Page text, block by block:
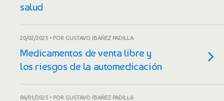
salud
20/02/2025 • POR GUSTAVO IBAÑEZ PADILLA
Medicamentos de venta libre y
los riesgos de la automedicación
06/01/2025 • POR GUSTAVO IBAÑEZ PADILLA